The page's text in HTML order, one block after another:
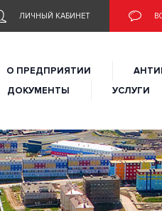
«Городское коммунальное
О ПРЕДПРИЯТИИ
ДОКУМЕНТЫ УСЛУГИ
ЛИЧНЫЙ КАБИНЕТ